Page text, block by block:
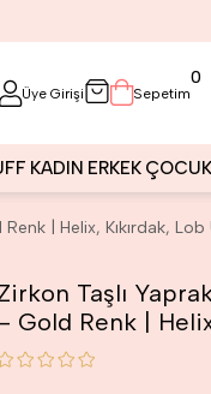
Üye Girişi Sepetim
0
KADIN ERKEK ÇOCUK
| Helix, Kıkırdak,
Taşlı
Gold Renk |